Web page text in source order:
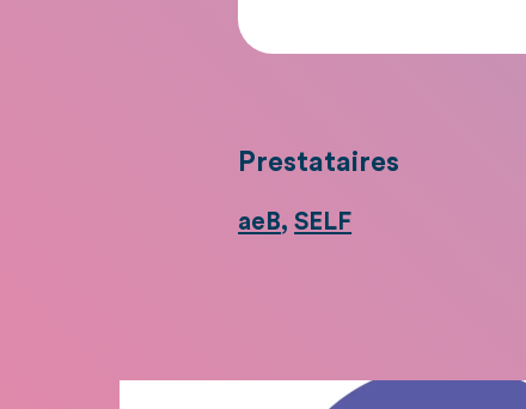
Prestataires
aeB,SELF